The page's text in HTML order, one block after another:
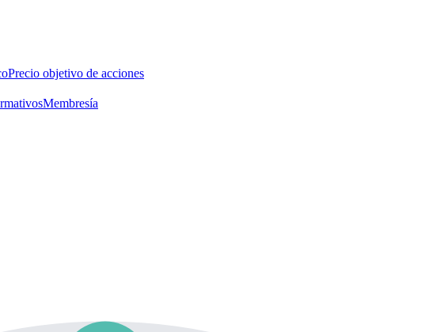
Precio objetivo de acciones
Membresía